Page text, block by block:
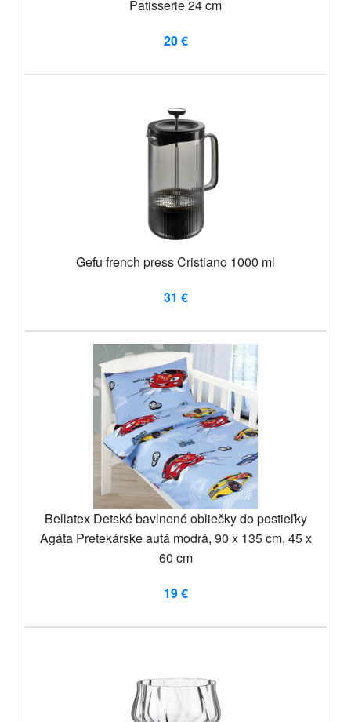
Patisserie 24 cm
20 €
Gefu french press Cristiano 1000 ml
31 €
Bellatex Detské bavlnené obliečky do postieľky
Agáta Pretekárske autá modrá, 90 x 135 cm, 45 x
60 cm
19 €